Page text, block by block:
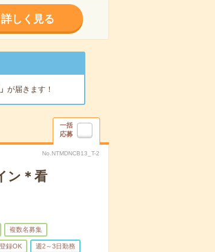
詳しく見る
が届きます！
一括
応募
No.NTMDNCB13_T-2
ン＊看
複数名募集
録OK 週2～3日勤務